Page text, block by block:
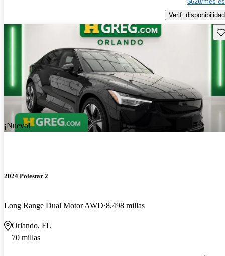
Verif. disponibilidad
¡Nuevo!
2024 Polestar 2
Long Range Dual Motor AWD 8,498 millas
Orlando, FL
70 millas